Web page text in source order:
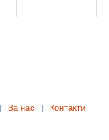
| За нас | Контакти